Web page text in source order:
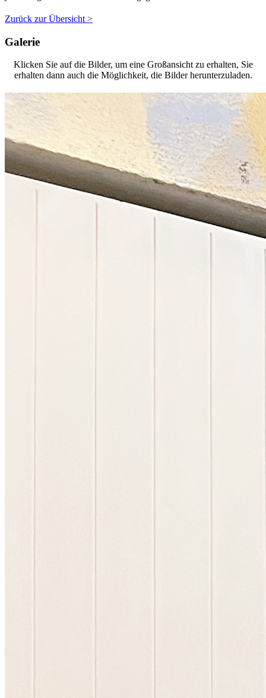
Zurück zur Übersicht >
Galerie
Klicken Sie auf die Bilder, um eine Großansicht zu erhalten, Sie
erhalten dann auch die Möglichkeit, die Bilder herunterzuladen.